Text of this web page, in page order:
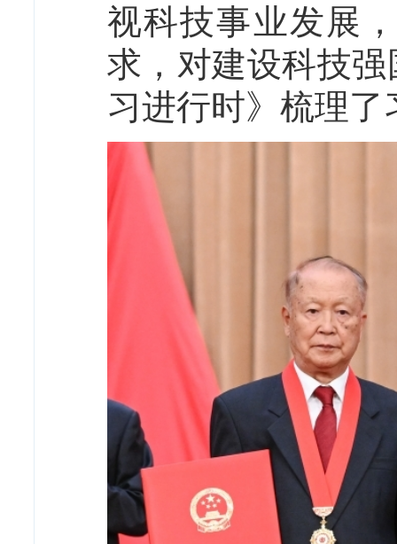
视科技事业发展
求，对建设科技
习进行时》梳理